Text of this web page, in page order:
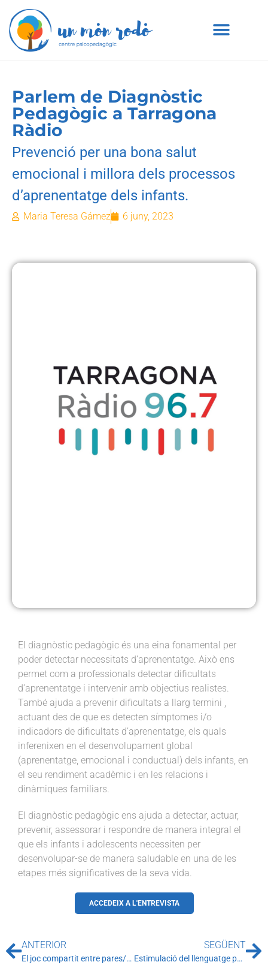
Parlem de Diagnòstic
Pedagògic a Tarragona
Ràdio
Prevenció per una bona salut
emocional i millora dels processos
d’aprenentatge dels infants.
Maria Teresa Gámez 6 juny, 2023
El diagnòstic pedagògic és una eina fonamental per
poder detectar necessitats d’aprenentatge. Això ens
permet com a professionals detectar dificultats
d’aprenentatge i intervenir amb objectius realistes.
També ajuda a prevenir dificultats a llarg termini ,
actuant des de que es detecten símptomes i/o
indicadors de dificultats d’aprenentatge, els quals
inferenixen en el desenvolupament global
(aprenentatge, emocional i conductual) dels infants, en
el seu rendiment acadèmic i en les relacions i
dinàmiques familiars.
El diagnòstic pedagògic ens ajuda a detectar, actuar,
prevenir, assessorar i respondre de manera integral el
que els infants i adolescents necessiten per
desenvolupar-se de manera saludable en una de les
etapes més significatives de la seva vida.
ACCEDEIX A L'ENTREVISTA
ANTERIOR
El joc compartit entre pares/mares i fills/es
SEGÜENT
Estimulació del llenguatge pels alumnes de P4 i P5